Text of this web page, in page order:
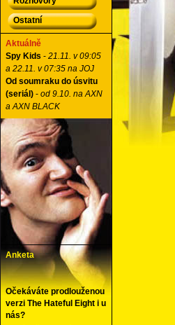
Ostatní
Aktuálně
Spy Kids - 21.11. v 09:05
a 22.11. v 07:35 na JOJ
Od soumraku do úsvitu
(seriál) - od 9.10. na AXN
a AXN BLACK
Anketa
Očekáváte prodlouženou
verzi The Hateful Eight i u
nás?